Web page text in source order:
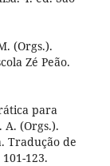
(Orgs.).
Zé Peão.
para
A. (Orgs.).
Tradução de
123.